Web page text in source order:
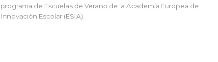
programa de Escuelas de Verano de la Academia Europea de
Innovación Escolar (ESIA).